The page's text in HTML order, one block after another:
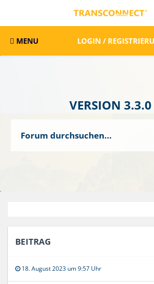
MENU LOGIN /
VERSION 3.3.0
BEITRAG
18. August 2023 um 9:57 Uhr